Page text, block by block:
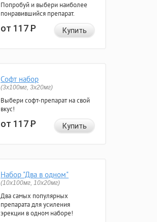
Попробуй и выбери наиболее
понравившийся препарат.
от 117Р Купить
Софт набор
(3x100мг, 3x20мг)
Выбери софт-препарат на свой
вкус!
от 117Р Купить
Набор "Два в одном"
(10x100мг, 10x20мг)
Два самых популярных
препарата для усиления
эрекции в одном наборе!